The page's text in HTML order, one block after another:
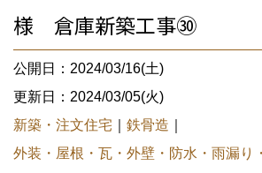
様 倉庫新築工事㉚
公開日：2024/03/16(土)
更新日：2024/03/05(火)
新築・注文住宅
鉄骨造
外装・屋根・瓦・外壁・防水・雨漏り